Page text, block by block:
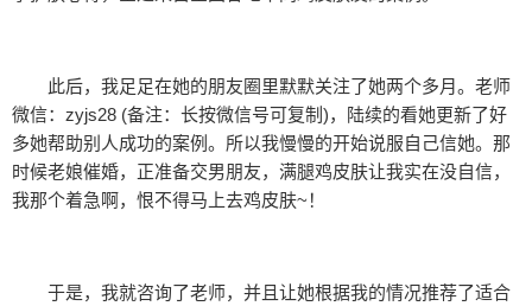
此后，我足足在她的朋友圈里默默关注了她两个多月。老师
微信：zyjs28 (备注：长按微信号可复制)，陆续的看她更新了好
多她帮助别人成功的案例。所以我慢慢的开始说服自己信她。那
时候老娘催婚，正准备交男朋友，满腿鸡皮肤让我实在没自信，
我那个着急啊，恨不得马上去鸡皮肤~！
于是，我就咨询了老师，并且让她根据我的情况推荐了适合